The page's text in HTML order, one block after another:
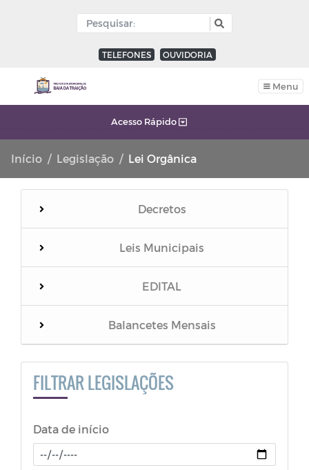
TELEFONES OUVIDORIA
Menu
Acesso Rápido
Início Legislação Lei Orgânica
Decretos
Leis Municipais
EDITAL
Balancetes Mensais
NOTIFICAÇÃO
ATA - FUNDEB
FILTRAR LEGISLAÇÕES
Data de início